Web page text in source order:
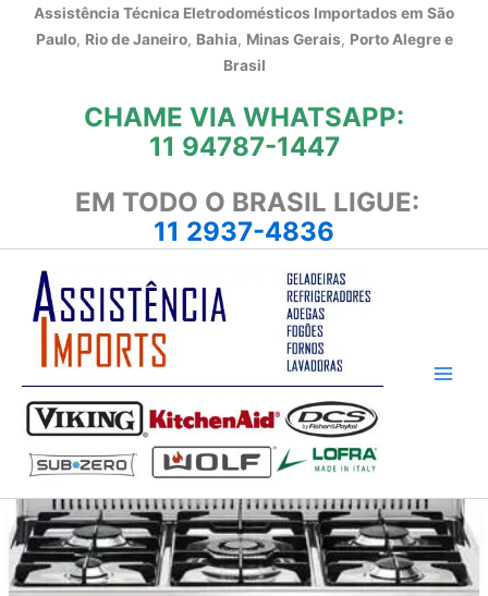
Assistência Técnica Eletrodomésticos Importados em São
Paulo, Rio de Janeiro, Bahia, Minas Gerais, Porto Alegre e
Brasil
CHAME VIA WHATSAPP:
11 94787-1447
EM TODO O BRASIL LIGUE:
11 2937-4836